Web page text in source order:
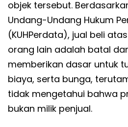
objek tersebut.
Undang-Undang Hukum
(KUHPerdata), jual beli
orang lain adalah batal
memberikan dasar untuk
biaya, serta bunga,
tidak mengetahui bahwa
bukan milik penjual.